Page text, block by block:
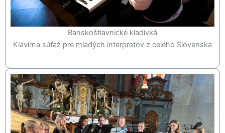
Banskoštiavnické kladivká
Klavírna súťaž pre mladých interpretov z celého Slovenska